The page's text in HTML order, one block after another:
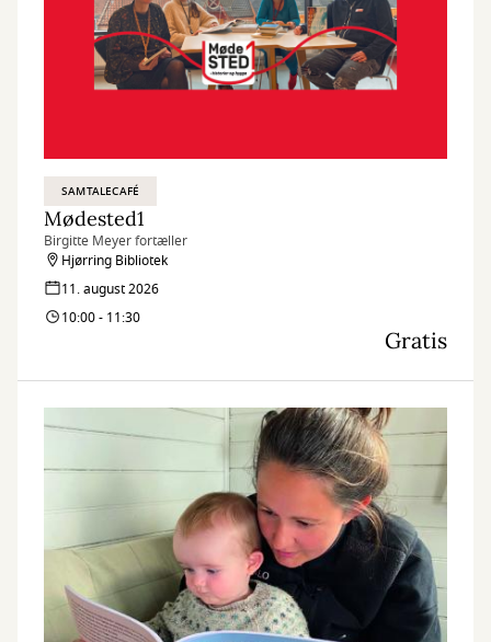
SAMTALECAFÉ
Mødested1
Birgitte Meyer fortæller
Hjørring Bibliotek
11. august 2026
10:00 - 11:30
Gratis